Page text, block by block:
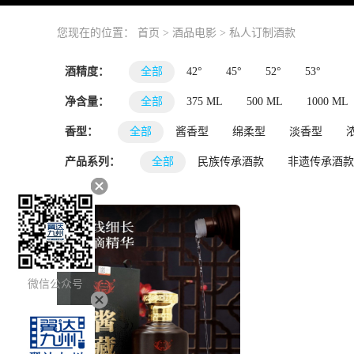
您现在的位置： 首页 > 酒品电影 > 私人订制酒款
酒精度： 全部 42° 45° 52° 53°
净含量： 全部 375 ML 500 ML 1000 ML
香型： 全部 酱香型 绵柔型 淡香型
产品系列： 全部 民族传承酒款 非遗传承酒款
微信公众号